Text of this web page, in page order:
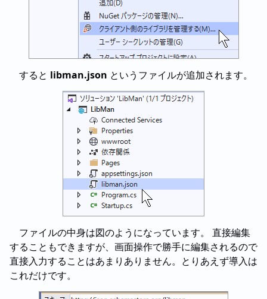
すると libman.json というファイルが追加されます。
ファイルの中身は図のようになっています。 直接編集
することもできますが、画面操作で勝手に編集されるので
直接入力することはあまりありません。とりあえず導入は
これだけです。